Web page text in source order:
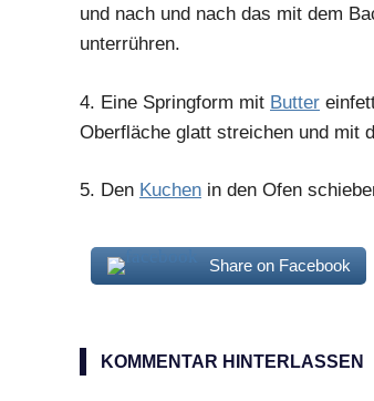
und nach und nach das mit dem
unterrühren.
4. Eine Springform mit Butter
Oberfläche glatt streichen und mit
5. Den Kuchen in den Ofen
Share on Facebook
Bittermandeln
KOMMENTAR HINTERLASSEN